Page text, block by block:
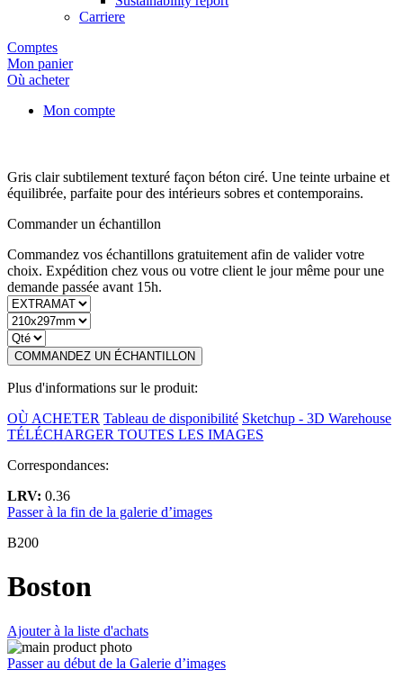
Carriere
Comptes
Mon panier
Où acheter
Mon compte
Gris clair subtilement texturé façon béton ciré. Une teinte urbaine et
équilibrée, parfaite pour des intérieurs sobres et contemporains.
Commander un échantillon
Commandez vos échantillons gratuitement afin de valider votre
choix. Expédition chez vous ou votre client le jour même pour une
demande passée avant 15h.
COMMANDEZ UN ÉCHANTILLON
Plus d'informations sur le produit:
OÙ ACHETER Tableau de disponibilité Sketchup - 3D Warehouse
TÉLÉCHARGER TOUTES LES IMAGES
Correspondances:
LRV: 0.36
Passer à la fin de la galerie d’images
B200
Boston
Ajouter à la liste d'achats
Passer au début de la Galerie d’images